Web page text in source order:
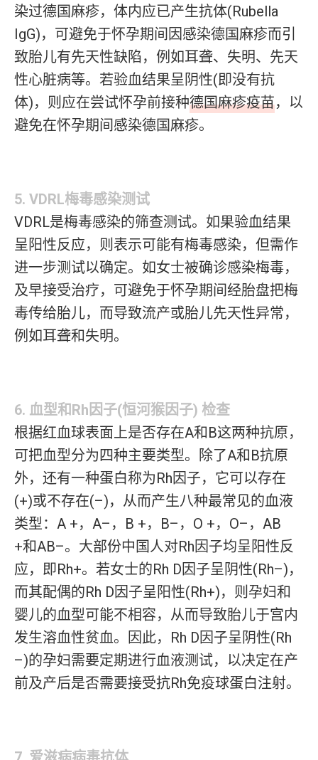
染过德国麻疹，体内应已产生抗体(Rubella
IgG)，可避免于怀孕期间因感染德国麻疹而引
致胎儿有先天性缺陷，例如耳聋、失明、先天
性心脏病等。若验血结果呈阴性(即没有抗
体)，则应在尝试怀孕前接种德国麻疹疫苗，以
避免在怀孕期间感染德国麻疹。
5. VDRL梅毒感染测试
VDRL是梅毒感染的筛查测试。如果验血结果
呈阳性反应，则表示可能有梅毒感染，但需作
进一步测试以确定。如女士被确诊感染梅毒，
及早接受治疗，可避免于怀孕期间经胎盘把梅
毒传给胎儿，而导致流产或胎儿先天性异常，
例如耳聋和失明。
6. 血型和Rh因子(恒河猴因子) 检查
根据红血球表面上是否存在A和B这两种抗原，
可把血型分为四种主要类型。除了A和B抗原
外，还有一种蛋白称为Rh因子，它可以存在
(+)或不存在(–)，从而产生八种最常见的血液
类型：A +，A–，B +，B–，O +，O–，AB
+和AB–。大部份中国人对Rh因子均呈阳性反
应，即Rh+。若女士的Rh D因子呈阴性(Rh–)，
而其配偶的Rh D因子呈阳性(Rh+)，则孕妇和
婴儿的血型可能不相容，从而导致胎儿于宫内
发生溶血性贫血。因此，Rh D因子呈阴性(Rh
–)的孕妇需要定期进行血液测试，以决定在产
前及产后是否需要接受抗Rh免疫球蛋白注射。